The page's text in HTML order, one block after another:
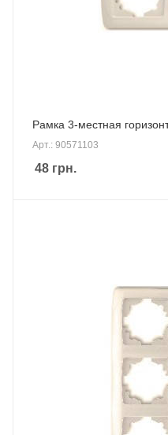
Рамка 3-местная
Арт.: 90571103
48 грн.